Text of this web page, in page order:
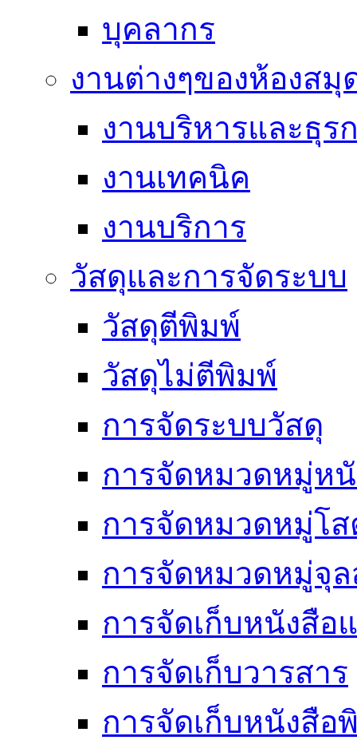
บุคลากร
งานต่างๆของห้องสมุ
งานบริหารและธุร
งานเทคนิค
งานบริการ
วัสดุและการจัดระบบ
วัสดุตีพิมพ์
วัสดุไม่ตีพิมพ์
การจัดระบบวัสดุ
การจัดหมวดหมู่ห
การจัดหมวดหมู่โ
การจัดหมวดหมู่จุ
การจัดเก็บหนังสือ
การจัดเก็บวารสาร
การจัดเก็บหนังสือ